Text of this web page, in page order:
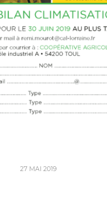
27 MAI 2019